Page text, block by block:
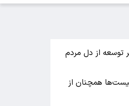
توسعه از دل مردم
همچنان از